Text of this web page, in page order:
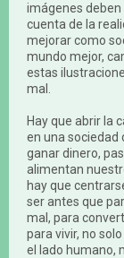
imágenes deben
cuenta de la
mejorar como
mundo mejor,
estas
mal.
Hay que abrir la
en una sociedad
ganar dinero,
alimentan
hay que
ser antes que
mal, para
para vivir, no
el lado humano,